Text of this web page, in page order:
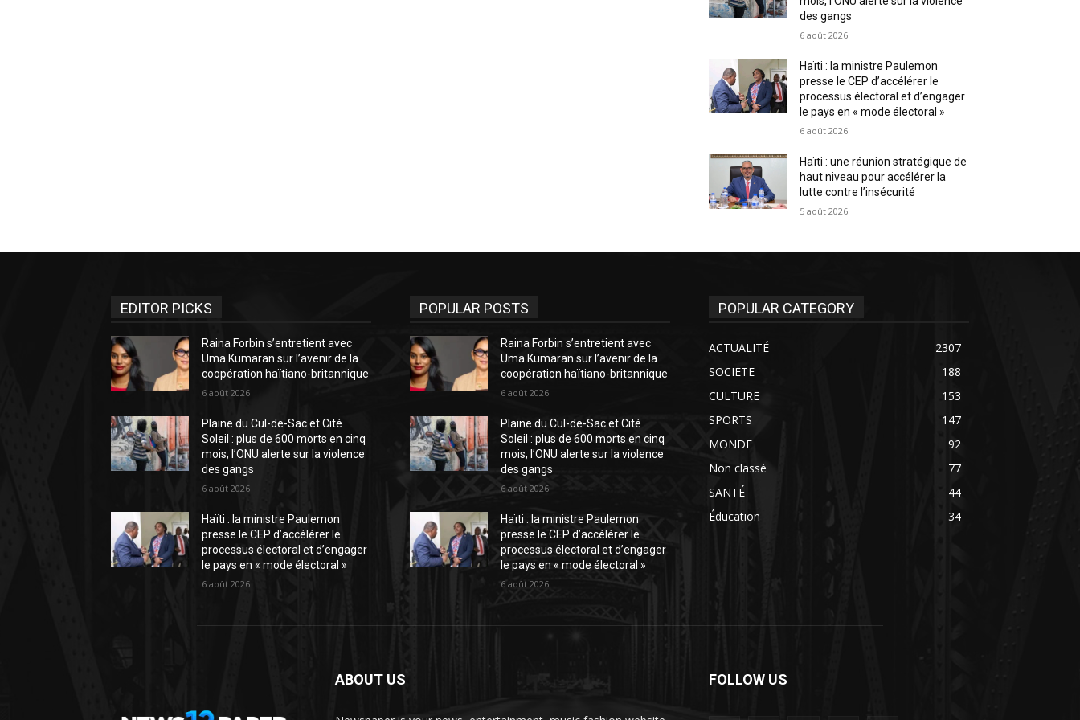
des gangs
6 août 2026
Haïti : la ministre Paulemon
presse le CEP d’accélérer le
processus électoral et d’engager
le pays en « mode électoral »
6 août 2026
Haïti : une réunion stratégique de
haut niveau pour accélérer la
lutte contre l’insécurité
5 août 2026
EDITOR PICKS
Raina Forbin s’entretient avec
Uma Kumaran sur l’avenir de la
coopération haïtiano-britannique
6 août 2026
Plaine du Cul-de-Sac et Cité
Soleil : plus de 600 morts en cinq
mois, l’ONU alerte sur la violence
des gangs
6 août 2026
Haïti : la ministre Paulemon
presse le CEP d’accélérer le
processus électoral et d’engager
le pays en « mode électoral »
6 août 2026
POPULAR POSTS
Raina Forbin s’entretient avec
Uma Kumaran sur l’avenir de la
coopération haïtiano-britannique
6 août 2026
Plaine du Cul-de-Sac et Cité
Soleil : plus de 600 morts en cinq
mois, l’ONU alerte sur la violence
des gangs
6 août 2026
Haïti : la ministre Paulemon
presse le CEP d’accélérer le
processus électoral et d’engager
le pays en « mode électoral »
6 août 2026
POPULAR CATEGORY
ACTUALITÉ
2307
SOCIETE
188
CULTURE
153
SPORTS
147
MONDE
92
Non classé
77
SANTÉ
44
Éducation
34
ABOUT US FOLLOW US